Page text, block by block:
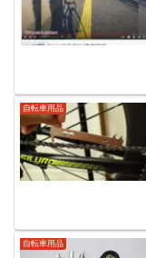
自転車用品
自転車用品